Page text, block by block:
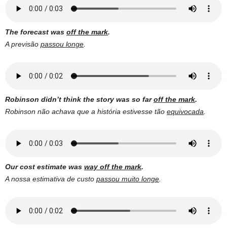
The forecast was off the mark.
A previsão passou longe
Robinson didn’t think the story was so faroff the mark.
Robinson não achava que a história estivesse tão equivocada
Our cost estimate was way off the mark.
A nossa estimativa de custo passou muito longe